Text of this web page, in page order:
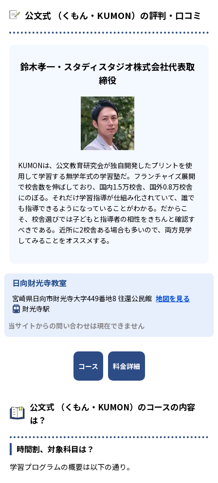
でも週2回受講できる。そのため、部活や他の習い事で忙し
らのオンライン受講と通室を組み合わせることも可能だ。
部活や習い事と両立したい生徒向け
KUMONでは、一人ひとりの学習状況やスケジュールに合わ
宿題の量や進め方に関しては、いつでも気軽に相談可能
だ。
公文式 （くもん・KUMON）の評判・口コミ
鈴木孝一・スタディスタジオ株式会社代表取
締役
KUMONは、公文教育研究会が独自開発したプリントを使
用して学習する無学年式の学習塾だ。フランチャイズ展開
で校舎数を伸ばしており、国内1.5万校舎、国外0.8万校舎
にのぼる。それだけ学習指導が仕組み化されていて、誰で
も指導できるようになっていることがわかる。だからこ
そ、校舎選びでは子どもと指導者の相性をきちんと確認す
べきである。近所に2校舎ある場合も多いので、両方見学
してみることをオススメする。
日向財光寺教室
宮崎県日向市財光寺大字449番地8 往還公民館 地図を見る
財光寺駅
当サイトからの問い合わせは現在できません
コース 料金詳細
公文式 （くもん・KUMON）のコースの内容
は？
時間割、対象科目は？
学習プログラムの概要は以下の通り。